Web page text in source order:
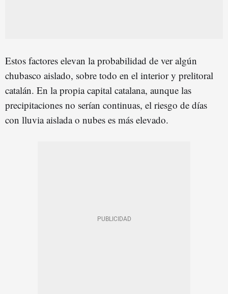
Estos factores elevan la probabilidad de ver algún
chubasco aislado, sobre todo en el interior y prelitoral
catalán. En la propia capital catalana, aunque las
precipitaciones no serían continuas, el riesgo de días
con lluvia aislada o nubes es más elevado.